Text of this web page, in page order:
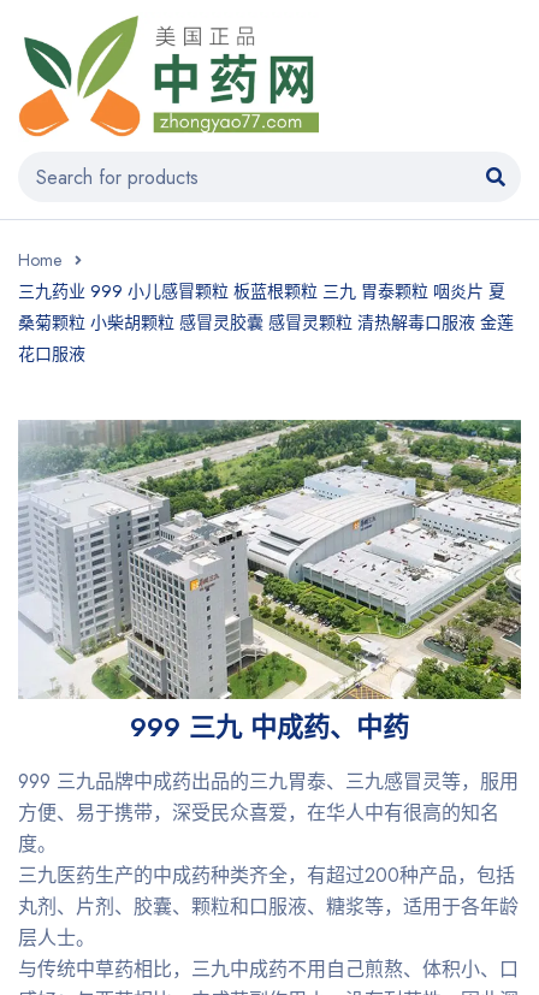
Home
三九药业 999 小儿感冒颗粒 板蓝根颗粒 三九 胃泰颗粒 咽炎片 夏
桑菊颗粒 小柴胡颗粒 感冒灵胶囊 感冒灵颗粒 清热解毒口服液 金莲
花口服液
999 三九 中成药、中药
999 三九品牌中成药出品的三九胃泰、三九感冒灵等，服用
方便、易于携带，深受民众喜爱，在华人中有很高的知名
度。
三九医药生产的中成药种类齐全，有超过200种产品，包括
丸剂、片剂、胶囊、颗粒和口服液、糖浆等，适用于各年龄
层人士。
与传统中草药相比，三九中成药不用自己煎熬、体积小、口